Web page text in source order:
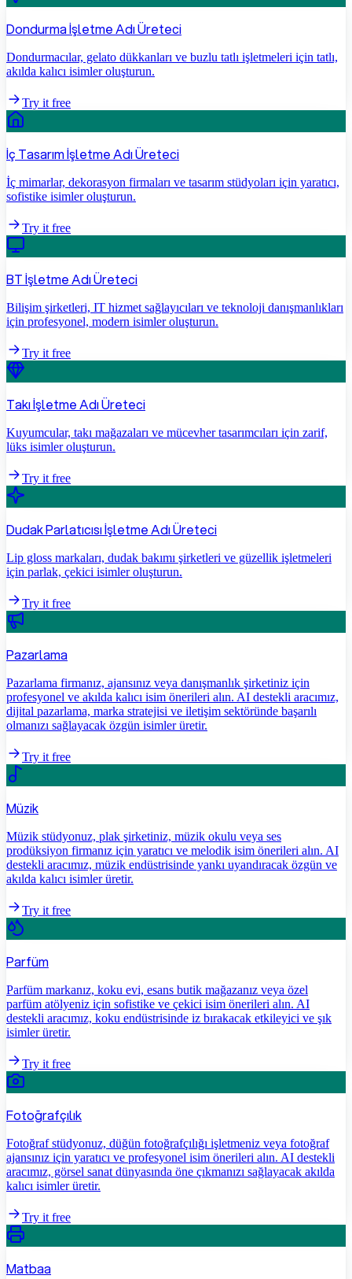
Dondurma İşletme Adı Üreteci
Dondurmacılar, gelato dükkanları ve buzlu tatlı işletmeleri için tatlı,
akılda kalıcı isimler oluşturun.
Try it free
İç Tasarım İşletme Adı Üreteci
İç mimarlar, dekorasyon firmaları ve tasarım stüdyoları için yaratıcı,
sofistike isimler oluşturun.
Try it free
BT İşletme Adı Üreteci
Bilişim şirketleri, IT hizmet sağlayıcıları ve teknoloji danışmanlıkları
için profesyonel, modern isimler oluşturun.
Try it free
Takı İşletme Adı Üreteci
Kuyumcular, takı mağazaları ve mücevher tasarımcıları için zarif,
lüks isimler oluşturun.
Try it free
Dudak Parlatıcısı İşletme Adı Üreteci
Lip gloss markaları, dudak bakımı şirketleri ve güzellik işletmeleri
için parlak, çekici isimler oluşturun.
Try it free
Pazarlama
Pazarlama firmanız, ajansınız veya danışmanlık şirketiniz için
profesyonel ve akılda kalıcı isim önerileri alın. AI destekli aracımız,
dijital pazarlama, marka stratejisi ve iletişim sektöründe başarılı
olmanızı sağlayacak özgün isimler üretir.
Try it free
Müzik
Müzik stüdyonuz, plak şirketiniz, müzik okulu veya ses
prodüksiyon firmanız için yaratıcı ve melodik isim önerileri alın. AI
destekli aracımız, müzik endüstrisinde yankı uyandıracak özgün ve
akılda kalıcı isimler üretir.
Try it free
Parfüm
Parfüm markanız, koku evi, esans butik mağazanız veya özel
parfüm atölyeniz için sofistike ve çekici isim önerileri alın. AI
destekli aracımız, koku endüstrisinde iz bırakacak etkileyici ve şık
isimler üretir.
Try it free
Fotoğrafçılık
Fotoğraf stüdyonuz, düğün fotoğrafçılığı işletmeniz veya fotoğraf
ajansınız için yaratıcı ve profesyonel isim önerileri alın. AI destekli
aracımız, görsel sanat dünyasında öne çıkmanızı sağlayacak akılda
kalıcı isimler üretir.
Try it free
Matbaa